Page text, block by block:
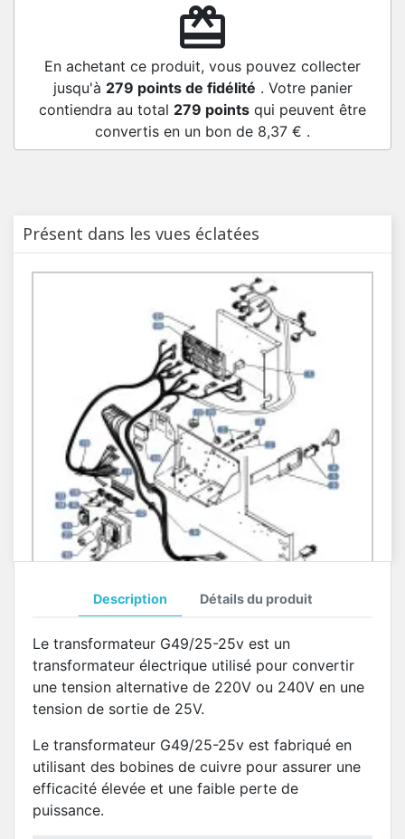
redeem
En achetant ce produit, vous pouvez collecter
jusqu'à 279 points de fidélité . Votre panier
contiendra au total 279 points qui peuvent être
convertis en un bon de 8,37 € .
Présent dans les vues éclatées
Pièces Détachées Distributeur Automatique
Description Détails du produit
Le transformateur G49/25-25v est un
transformateur électrique utilisé pour convertir
une tension alternative de 220V ou 240V en une
tension de sortie de 25V.
Le transformateur G49/25-25v est fabriqué en
utilisant des bobines de cuivre pour assurer une
efficacité élevée et une faible perte de
puissance.